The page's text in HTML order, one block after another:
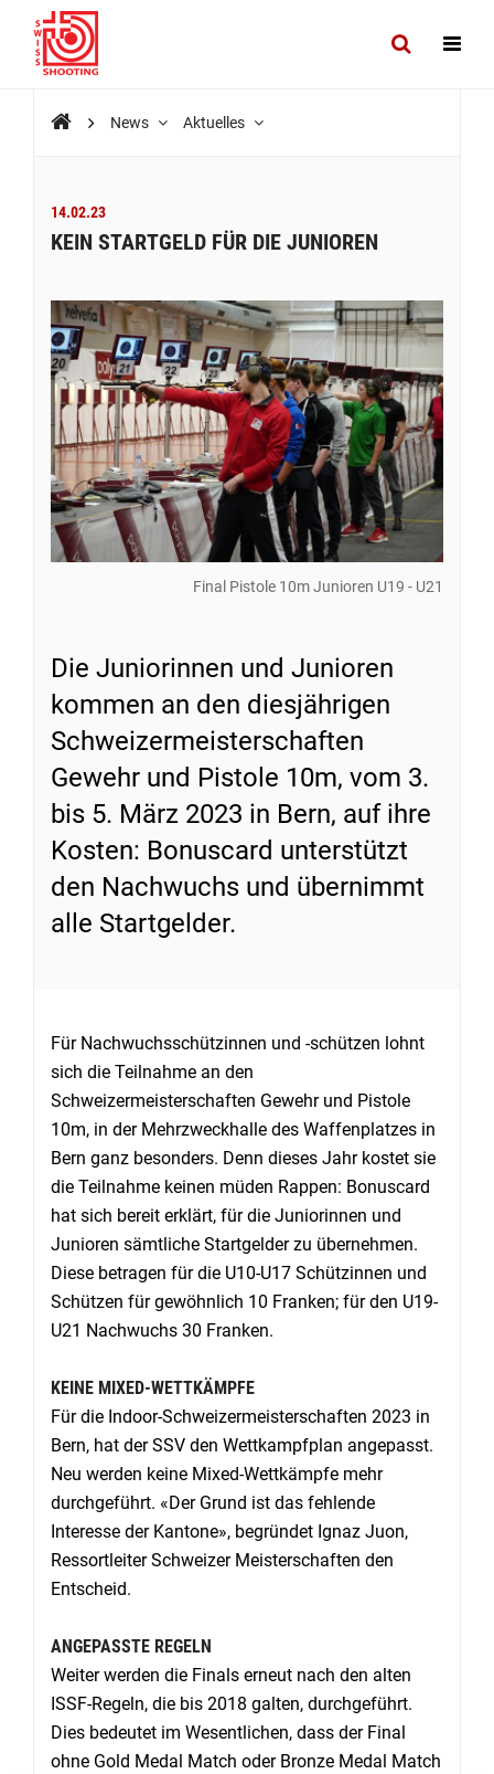
News Aktuelles
14.02.23
KEIN STARTGELD FÜR DIE JUNIOREN
Final Pistole 10m Junioren U19 - U21
Die Juniorinnen und Junioren
kommen an den diesjährigen
Schweizermeisterschaften
Gewehr und Pistole 10m, vom 3.
bis 5. März 2023 in Bern, auf ihre
Kosten: Bonuscard unterstützt
den Nachwuchs und übernimmt
alle Startgelder.
Für Nachwuchsschützinnen und -schützen lohnt
sich die Teilnahme an den
Schweizermeisterschaften Gewehr und Pistole
10m, in der Mehrzweckhalle des Waffenplatzes in
Bern ganz besonders. Denn dieses Jahr kostet sie
die Teilnahme keinen müden Rappen: Bonuscard
hat sich bereit erklärt, für die Juniorinnen und
Junioren sämtliche Startgelder zu übernehmen.
Diese betragen für die U10-U17 Schützinnen und
Schützen für gewöhnlich 10 Franken; für den U19-
U21 Nachwuchs 30 Franken.
KEINE MIXED-WETTKÄMPFE
Für die Indoor-Schweizermeisterschaften 2023 in
Bern, hat der SSV den Wettkampfplan angepasst.
Neu werden keine Mixed-Wettkämpfe mehr
durchgeführt. «Der Grund ist das fehlende
Interesse der Kantone», begründet Ignaz Juon,
Ressortleiter Schweizer Meisterschaften den
Entscheid.
ANGEPASSTE REGELN
Weiter werden die Finals erneut nach den alten
ISSF-Regeln, die bis 2018 galten, durchgeführt.
Dies bedeutet im Wesentlichen, dass der Final
ohne Gold Medal Match oder Bronze Medal Match